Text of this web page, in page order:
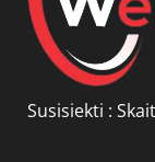
Susisiekti :